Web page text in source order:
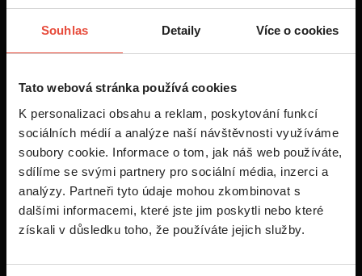
Souhlas Detaily Více o cookies
Tato webová stránka používá cookies
K personalizaci obsahu a reklam, poskytování funkcí
sociálních médií a analýze naší návštěvnosti využíváme
soubory cookie. Informace o tom, jak náš web používáte,
sdílíme se svými partnery pro sociální média, inzerci a
analýzy. Partneři tyto údaje mohou zkombinovat s
dalšími informacemi, které jste jim poskytli nebo které
získali v důsledku toho, že používáte jejich služby.
+420 222 70 30 30
info@idealninajemce.cz
Vždy po ruce